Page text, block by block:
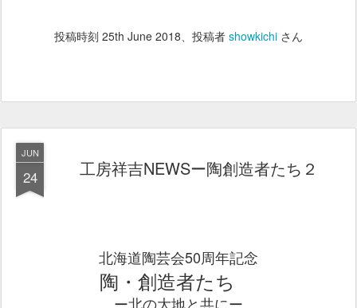
投稿時刻 25th June 2018 、投稿者 showkichi さん
JUN
24 工房祥吉NEWSー陶創造者たち２
北海道陶芸会50周年記念
陶・創造者たち
ー北の大地と共にー